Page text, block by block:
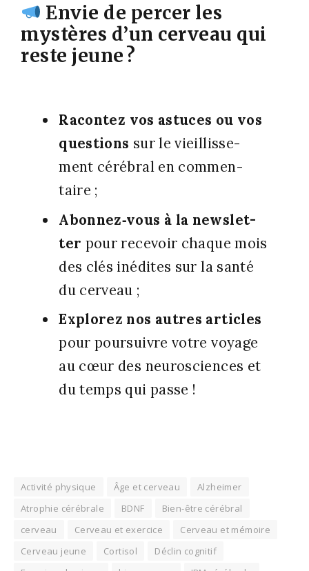
Envie de percer les
mystères d’un cerveau qui
reste jeune ?
Racon­tez vos astuces ou vos
ques­tions sur le vieillis­se­
ment céré­bral en com­men­
taire ;
Abonnez‑vous à la news­let­
ter pour rece­voir chaque mois
des clés inédites sur la san­té
du cer­veau ;
Explo­rez nos autres articles
pour pour­suivre votre voyage
au cœur des neu­ros­ciences et
du temps qui passe !
Activité physique Âge et cerveau
Alzheimer
Atrophie cérébrale
BDNF
Bien-être cérébral
cerveau
Cerveau et exercice
Cerveau et mémoire
Cerveau jeune
Cortisol
Déclin cognitif